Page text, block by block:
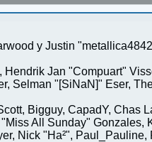
y Justin
Jan "Compuart"
Selman "[SiNaN]" Eser,
Bigguy, CapadY, Chas
All Sunday"
Nick "Ha²",